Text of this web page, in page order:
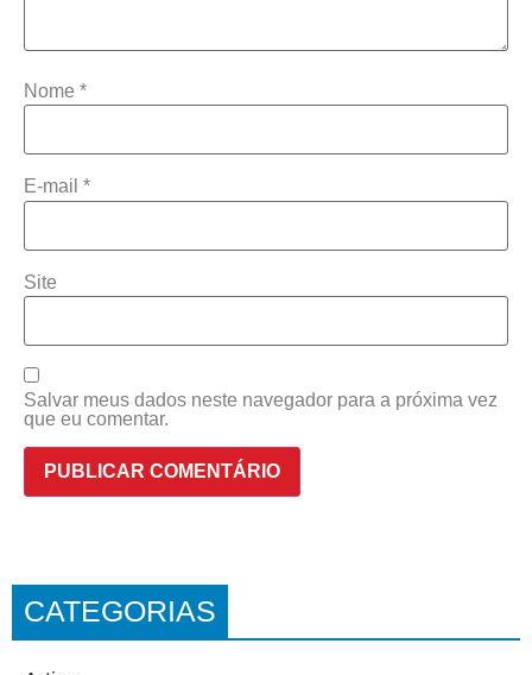
Nome *
E-mail *
Site
Salvar meus dados neste navegador para a próxima vez
que eu comentar.
CATEGORIAS